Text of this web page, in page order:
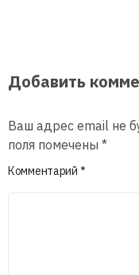
Добавить
Ваш адрес email не
поля помечены *
Комментарий *